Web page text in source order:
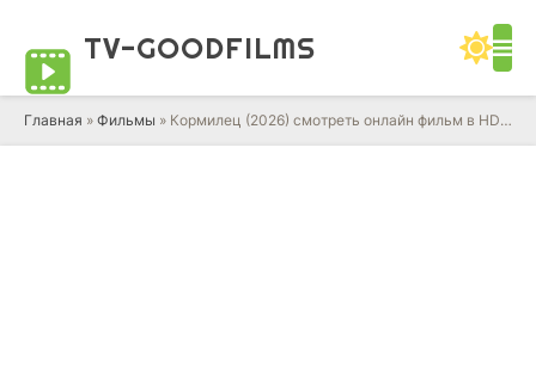
TV-GOODFILMS
Главная » Фильмы » Кормилец (2026) смотреть онлайн фильм в HD качестве 720 - 1080 бесплатно